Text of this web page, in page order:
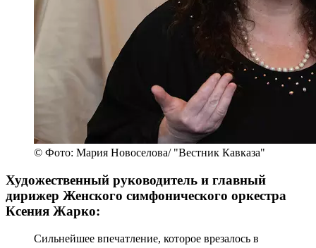
© Фото: Мария Новоселова/ "Вестник Кавказа"
Художественный руководитель и главный
дирижер Женского симфонического оркестра
Ксения Жарко:
Сильнейшее впечатление, которое врезалось в